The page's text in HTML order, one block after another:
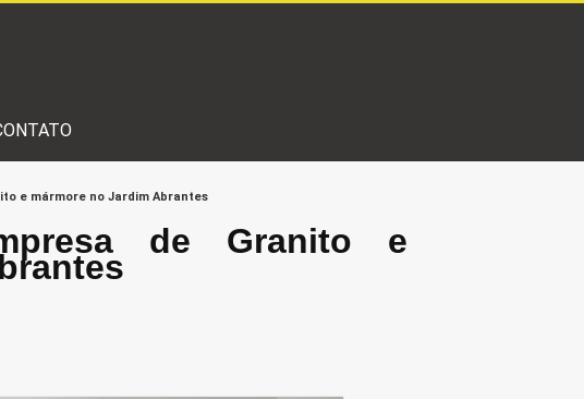
e mármore no Jardim Abrantes
de Granito e